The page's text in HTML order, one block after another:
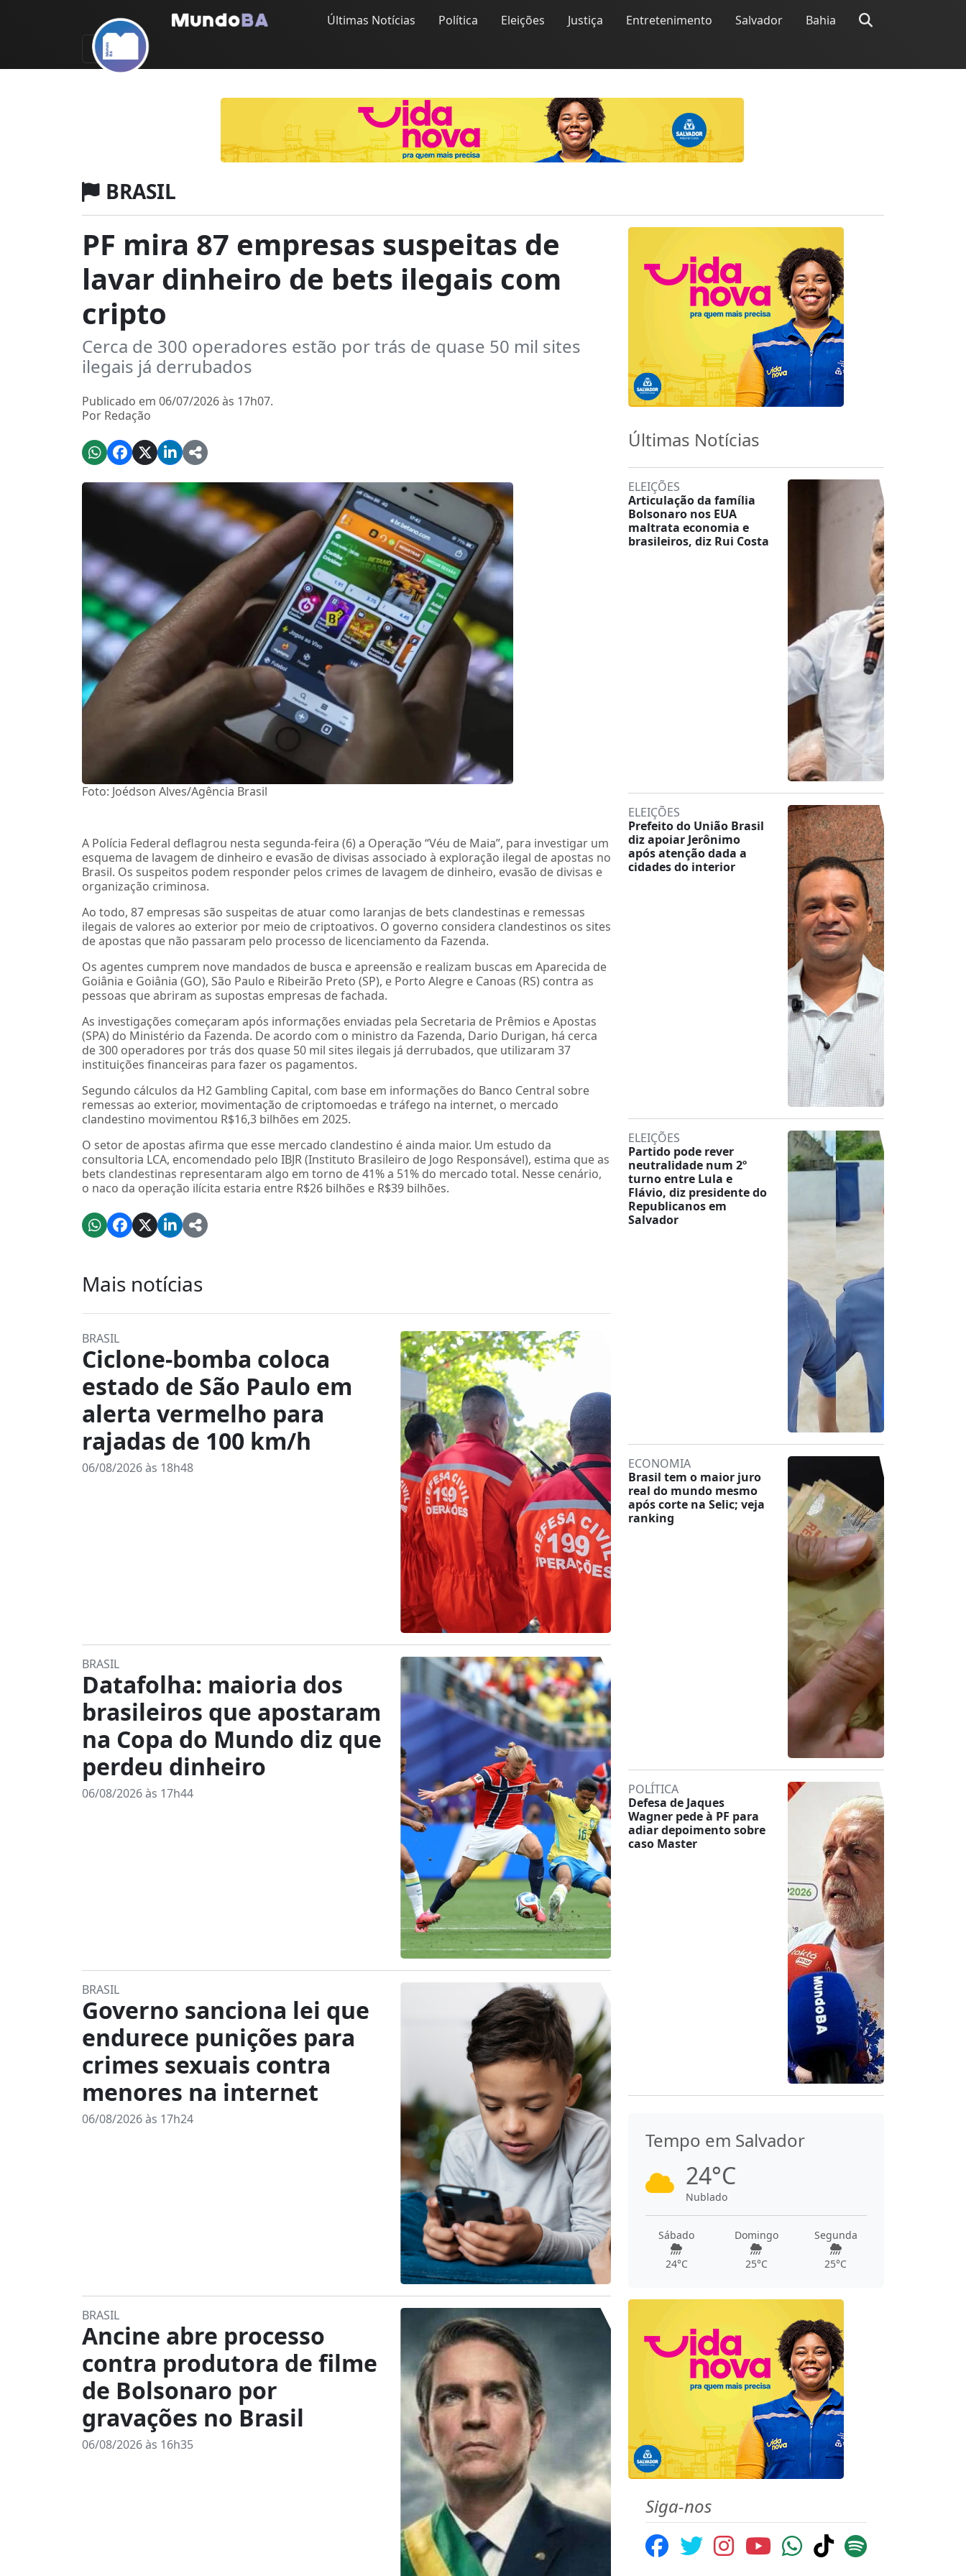
Últimas Notícias Política Eleições Justiça Entretenimento Salvador Bahia
BRASIL
PF mira 87 empresas suspeitas de
lavar dinheiro de bets ilegais com
cripto
Cerca de 300 operadores estão por trás de quase 50 mil sites
ilegais já derrubados
Publicado em 06/07/2026 às 17h07.
Por Redação
Foto: Joédson Alves/Agência Brasil
A Polícia Federal deflagrou nesta segunda-feira (6) a Operação “Véu de Maia”, para investigar um
esquema de lavagem de dinheiro e evasão de divisas associado à exploração ilegal de apostas no
Brasil. Os suspeitos podem responder pelos crimes de lavagem de dinheiro, evasão de divisas e
organização criminosa.
Ao todo, 87 empresas são suspeitas de atuar como laranjas de bets clandestinas e remessas
ilegais de valores ao exterior por meio de criptoativos. O governo considera clandestinos os sites
de apostas que não passaram pelo processo de licenciamento da Fazenda.
Os agentes cumprem nove mandados de busca e apreensão e realizam buscas em Aparecida de
Goiânia e Goiânia (GO), São Paulo e Ribeirão Preto (SP), e Porto Alegre e Canoas (RS) contra as
pessoas que abriram as supostas empresas de fachada.
As investigações começaram após informações enviadas pela Secretaria de Prêmios e Apostas
(SPA) do Ministério da Fazenda. De acordo com o ministro da Fazenda, Dario Durigan, há cerca
de 300 operadores por trás dos quase 50 mil sites ilegais já derrubados, que utilizaram 37
instituições financeiras para fazer os pagamentos.
Segundo cálculos da H2 Gambling Capital, com base em informações do Banco Central sobre
remessas ao exterior, movimentação de criptomoedas e tráfego na internet, o mercado
clandestino movimentou R$16,3 bilhões em 2025.
O setor de apostas afirma que esse mercado clandestino é ainda maior. Um estudo da
consultoria LCA, encomendado pelo IBJR (Instituto Brasileiro de Jogo Responsável), estima que as
bets clandestinas representaram algo em torno de 41% a 51% do mercado total. Nesse cenário,
o naco da operação ilícita estaria entre R$26 bilhões e R$39 bilhões.
Mais notícias
BRASIL
Ciclone-bomba coloca
estado de São Paulo em
alerta vermelho para
rajadas de 100 km/h
06/08/2026 às 18h48
BRASIL
Datafolha: maioria dos
brasileiros que apostaram
na Copa do Mundo diz que
perdeu dinheiro
06/08/2026 às 17h44
BRASIL
Governo sanciona lei que
endurece punições para
crimes sexuais contra
menores na internet
06/08/2026 às 17h24
BRASIL
Ancine abre processo
contra produtora de filme
de Bolsonaro por
gravações no Brasil
06/08/2026 às 16h35
Últimas Notícias
ELEIÇÕES
Articulação da família
Bolsonaro nos EUA
maltrata economia e
brasileiros, diz Rui Costa
ELEIÇÕES
Prefeito do União Brasil
diz apoiar Jerônimo
após atenção dada a
cidades do interior
ELEIÇÕES
Partido pode rever
neutralidade num 2º
turno entre Lula e
Flávio, diz presidente do
Republicanos em
Salvador
ECONOMIA
Brasil tem o maior juro
real do mundo mesmo
após corte na Selic; veja
ranking
POLÍTICA
Defesa de Jaques
Wagner pede à PF para
adiar depoimento sobre
caso Master
Tempo em Salvador
24°C
Nublado
Sábado
24°C
Domingo
25°C
Segunda
25°C
Siga-nos